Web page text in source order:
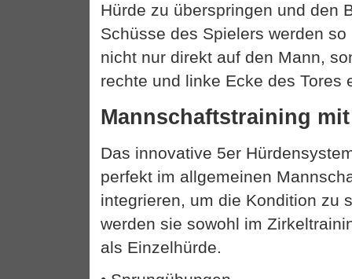
Hürde zu überspringen und den
Schüsse des Spielers werden
nicht nur direkt auf den Mann,
rechte und linke Ecke des Tores
Mannschaftstraining
Das innovative 5er
perfekt im allgemeinen
integrieren, um die Kondition zu
werden sie sowohl im
als Einzelhürde.